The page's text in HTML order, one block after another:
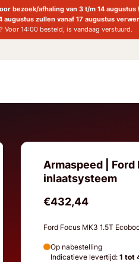
bezoek/afhaling van 3 t/m 14 augustus
augustus zullen vanaf 17 augustus
Voor 14:00 besteld, is vandaag verstuurd.
Armaspeed | Ford
inlaatsysteem
€432,44
Ford Focus MK3 1.5T
Op nabestelling
Indicatieve levertijd: 1 tot